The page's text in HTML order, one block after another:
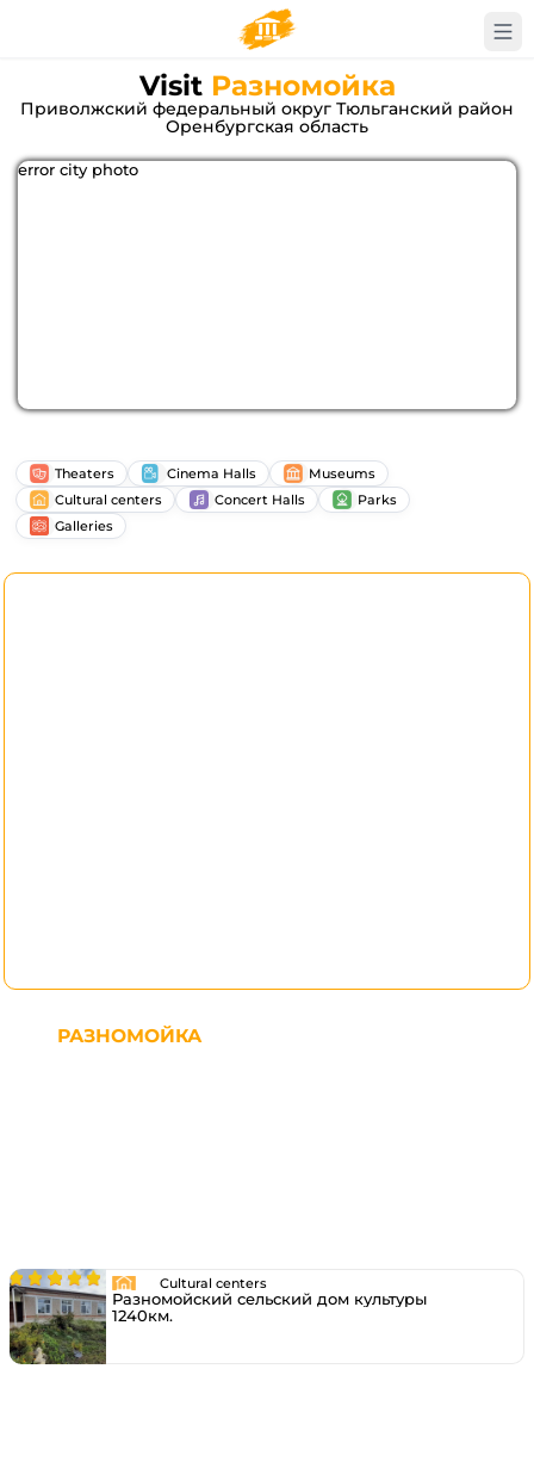
Visit Разномойка
Приволжский федеральный округ Тюльганский район
Оренбургская область
error city photo
Theaters Cinema Halls
Museums
Cultural centers
Concert Halls
Parks
Galleries
РАЗНОМОЙКА
Cultural centers
Разномойский сельский дом культуры
1240км.